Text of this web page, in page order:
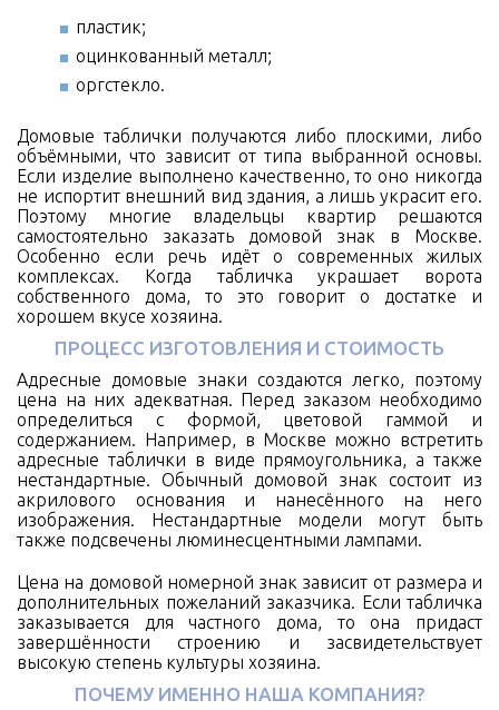
пластик;
оцинкованный металл;
оргстекло.
Домовые таблички получаются либо плоскими, либо
объёмными, что зависит от типа выбранной основы.
Если изделие выполнено качественно, то оно никогда
не испортит внешний вид здания, а лишь украсит его.
Поэтому многие владельцы квартир решаются
самостоятельно заказать домовой знак в Москве.
Особенно если речь идёт о современных жилых
комплексах. Когда табличка украшает ворота
собственного дома, то это говорит о достатке и
хорошем вкусе хозяина.
ПРОЦЕСС ИЗГОТОВЛЕНИЯ И СТОИМОСТЬ
Адресные домовые знаки создаются легко, поэтому
цена на них адекватная. Перед заказом необходимо
определиться с формой, цветовой гаммой и
содержанием. Например, в Москве можно встретить
адресные таблички в виде прямоугольника, а также
нестандартные. Обычный домовой знак состоит из
акрилового основания и нанесённого на него
изображения. Нестандартные модели могут быть
также подсвечены люминесцентными лампами.
Цена на домовой номерной знак зависит от размера и
дополнительных пожеланий заказчика. Если табличка
заказывается для частного дома, то она придаст
завершённости строению и засвидетельствует
высокую степень культуры хозяина.
ПОЧЕМУ ИМЕННО НАША КОМПАНИЯ?